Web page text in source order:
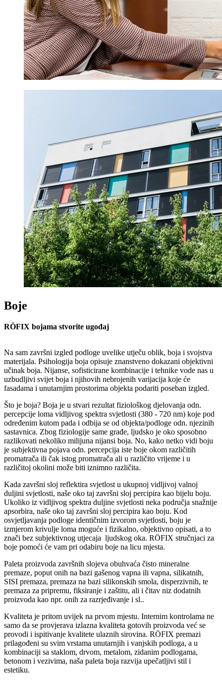
Boje
RÖFIX bojama stvorite ugođaj
Na sam završni izgled podloge uvelike utječu oblik, boja i svojstva
materijala. Psihologija boja opisuje znanstveno dokazani objektivni
učinak boja. Nijanse, sofisticirane kombinacije i tehnike vode nas u
uzbudljivi svijet boja i njihovih nebrojenih varijacija koje će
fasadama i unutarnjim prostorima objekta podariti poseban izgled.
Što je boja? Boja je u stvari rezultat fiziološkog djelovanja odn.
percepcije loma vidljivog spektra svjetlosti (380 - 720 nm) koje pod
određenim kutom pada i odbija se od objekta/podloge odn. njezinih
sastavnica. Zbog fiziologije same građe, ljudsko je oko sposobno
razlikovati nekoliko milijuna nijansi boja. No, kako netko vidi boju
je subjektivna pojava odn. percepcija iste boje okom različitih
promatrača ili čak istog promatrača ali u različito vrijeme i u
različitoj okolini može biti iznimno različita.
Kada završni sloj reflektira svjetlost u ukupnoj vidljivoj valnoj
duljini svjetlosti, naše oko taj završni sloj percipira kao bijelu boju.
Ukoliko iz vidljivog spektra duljine svjetlosti neka područja snažnije
apsorbira, naše oko taj završni sloj percipira kao boju. Kod
osvjetljavanja podloge identičnim izvorom svjetlosti, boju je
izmjerom krivulje loma moguće i fizikalno, objektivno opisati, a to
znači bez subjektivnog utjecaja ljudskog oka. RÖFIX stručnjaci za
boje pomoći će vam pri odabiru boje na licu mjesta.
Paleta proizvoda završnih slojeva obuhvaća čisto mineralne
premaze, poput onih na bazi gašenog vapna ili vapna, silikatnih,
SISI premaza, premaza na bazi silikonskih smola, disperzivnih, te
premaza za pripremu, fiksiranje i zaštitu, ali i čitav niz dodatnih
proizvoda kao npr. onih za razrjeđivanje i sl..
Kvaliteta je pritom uvijek na prvom mjestu. Internim kontrolama ne
samo da se provjerava izlazna kvaliteta gotovih proizvoda već se
provodi i ispitivanje kvalitete ulaznih sirovina. RÖFIX premazi
prilagođeni su svim vrstama unutarnjih i vanjskih podloga, a u
kombinaciji sa staklom, drvom, metalom, zidanim podlogama,
betonom i vezivima, naša paleta boja razvija upečatljivi stil i
estetiku.